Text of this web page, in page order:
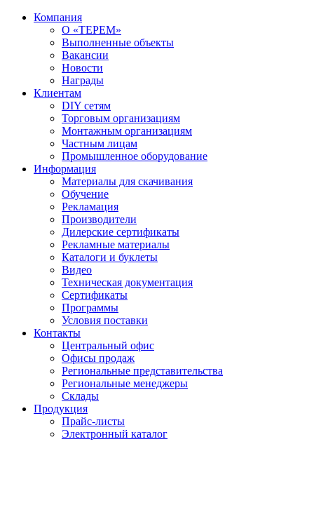
Компания
О «ТЕРЕМ»
Выполненные объекты
Вакансии
Новости
Награды
Клиентам
DIY сетям
Торговым организациям
Монтажным организациям
Частным лицам
Промышленное оборудование
Информация
Материалы для скачивания
Обучение
Рекламация
Производители
Дилерские сертификаты
Рекламные материалы
Каталоги и буклеты
Видео
Техническая документация
Сертификаты
Программы
Условия поставки
Контакты
Центральный офис
Офисы продаж
Региональные представительства
Региональные менеджеры
Склады
Продукция
Прайс-листы
Электронный каталог